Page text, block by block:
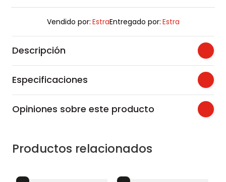
Vendido por: EstraEntregado por: Estra
Descripción
Especificaciones
Opiniones sobre este producto
Productos relacionados